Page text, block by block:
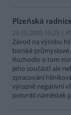
Plzeňská
20.10.2000 10:25 |
Závod na výrobu
borské
Rozhodlo o tom
Jeho součástí ale
zpracování
výrazně negativní
potvrdil náměstek